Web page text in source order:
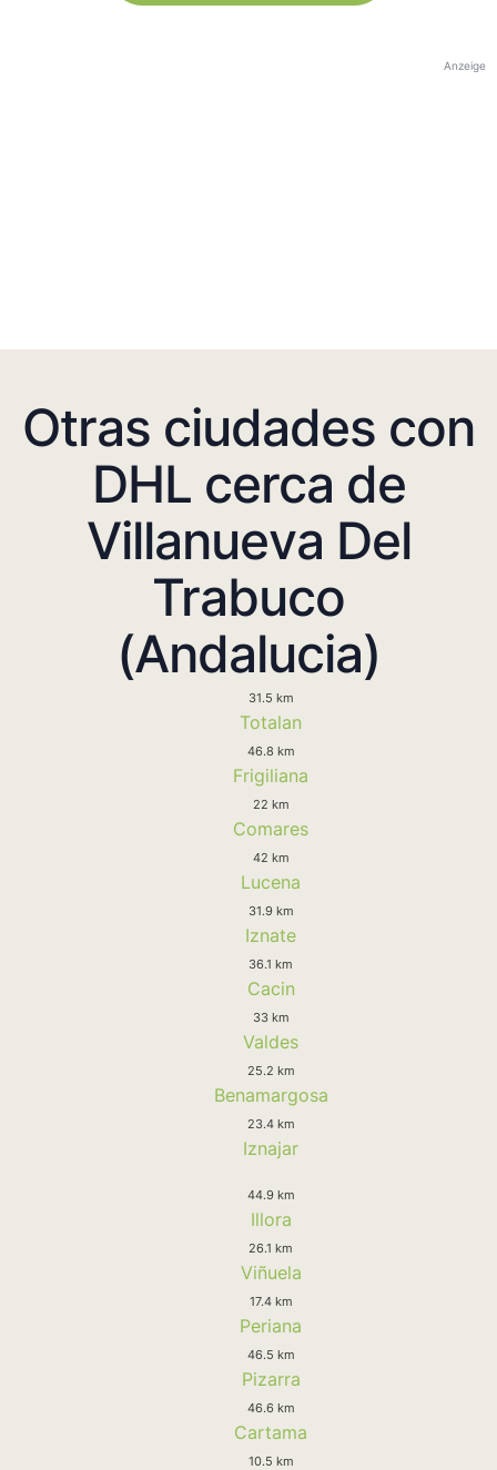
Anzeige
Otras ciudades con
DHL cerca de
Villanueva Del
Trabuco
(Andalucia)
31.5 km
Totalan
46.8 km
Frigiliana
22 km
Comares
42 km
Lucena
31.9 km
Iznate
36.1 km
Cacin
33 km
Valdes
25.2 km
Benamargosa
23.4 km
Iznajar
44.9 km
Illora
26.1 km
Viñuela
17.4 km
Periana
46.5 km
Pizarra
46.6 km
Cartama
10.5 km